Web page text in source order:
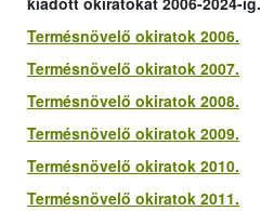
Termésnövelő okiratok 2006.
Termésnövelő okiratok 2007.
Termésnövelő okiratok 2008.
Termésnövelő okiratok 2009.
Termésnövelő okiratok 2010.
Termésnövelő okiratok 2011.